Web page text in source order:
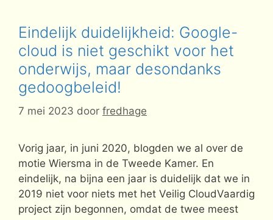
Eindelijk duidelijkheid: Google-
cloud is niet geschikt voor het
onderwijs, maar desondanks
gedoogbeleid!
7 mei 2023 door fredhage
Vorig jaar, in juni 2020, blogden we al over de
motie Wiersma in de Tweede Kamer. En
eindelijk, na bijna een jaar is duidelijk dat we in
2019 niet voor niets met het Veilig CloudVaardig
project zijn begonnen, omdat de twee meest